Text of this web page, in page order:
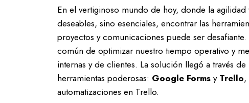
En el vertiginoso mundo de hoy, donde la
deseables, sino esenciales, encontrar las
proyectos y comunicaciones puede ser desafiante.
común de optimizar nuestro tiempo operativo y
internas y de clientes. La solución llegó a través
herramientas poderosas: Google Forms y Trello,
automatizaciones en Trello.